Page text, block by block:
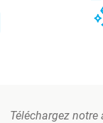
Téléchargez